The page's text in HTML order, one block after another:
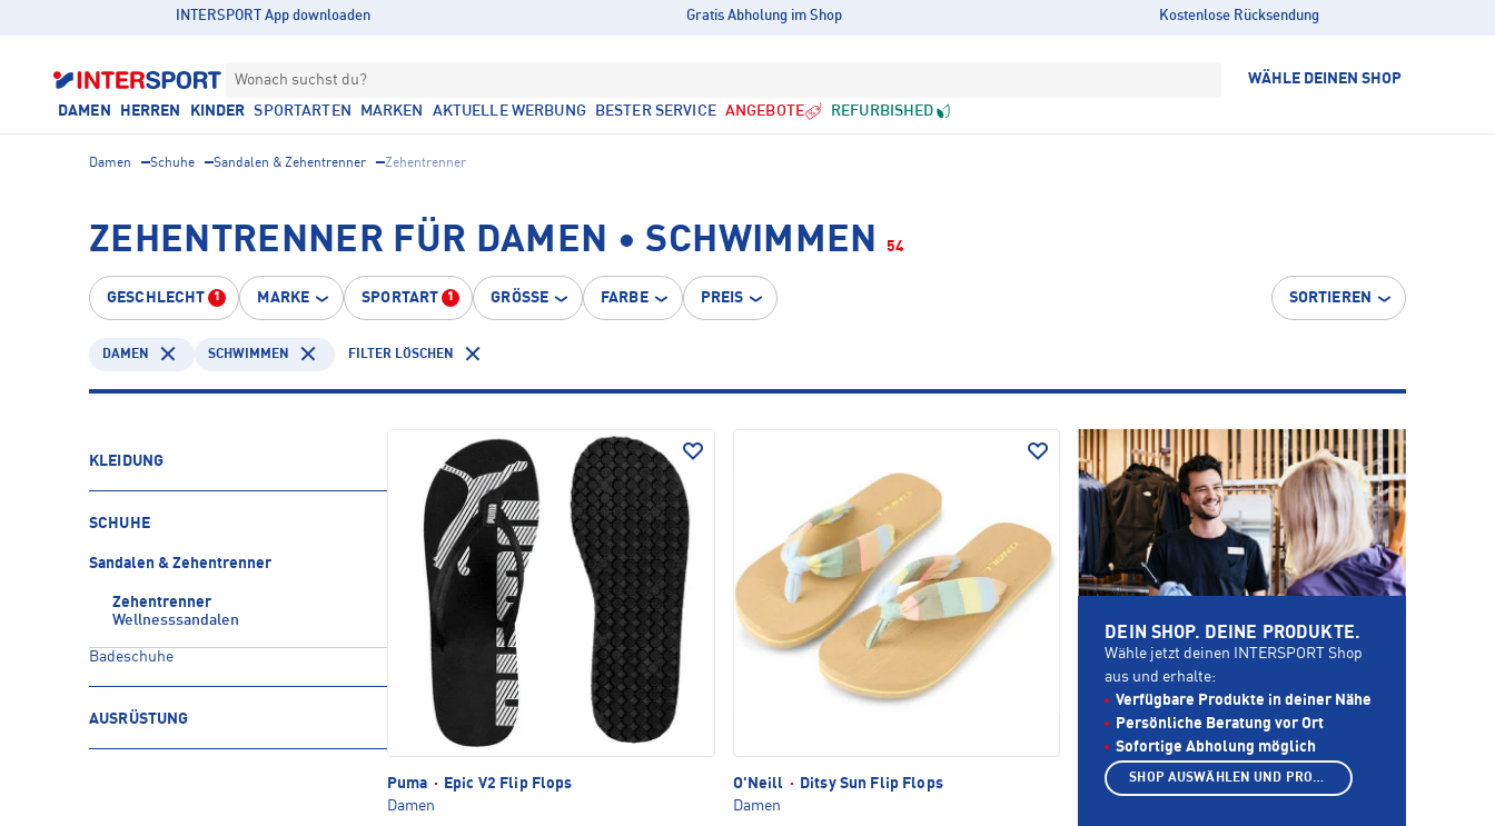
INTERSPORT App downloaden Gratis Abholung im Shop Kostenlose Rücksendung
Wonach suchst du? WÄHLE DEINEN SHOP
DAMEN HERREN KINDER SPORTARTEN MARKEN AKTUELLE WERBUNG BESTER SERVICE ANGEBOTE REFURBISHED
Damen Schuhe Sandalen & Zehentrenner Zehentrenner
ZEHENTRENNER FÜR DAMEN • SCHWIMMEN 54
GESCHLECHT 1 MARKE SPORTART 1 GRÖSSE FARBE PREIS SORTIEREN
DAMEN SCHWIMMEN FILTER LÖSCHEN
KLEIDUNG
SCHUHE
Sandalen & Zehentrenner
Zehentrenner
Wellnesssandalen
Badeschuhe
AUSRÜSTUNG
Puma ·
Epic V2 Flip Flops
Damen
O'Neill ·
Ditsy Sun Flip Flops
Damen
DEIN SHOP. DEINE PRODUKTE.
Wähle jetzt deinen INTERSPORT Shop
aus und erhalte:
Verfügbare Produkte in deiner Nähe
Persönliche Beratung vor Ort
Sofortige Abholung möglich
SHOP AUSWÄHLEN UND PRODUKTE ANZEIGEN